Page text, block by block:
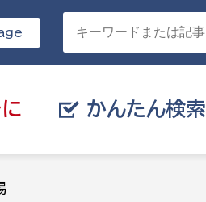
かんたん検索